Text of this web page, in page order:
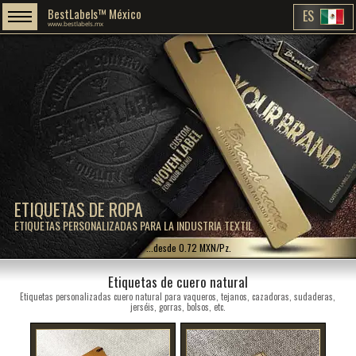
ETIQUETAS DE ROPA
ETIQUETAS PERSONALIZADAS PARA LA INDUSTRIA TEXTIL
BestLabels™ México
www.bestlabels.mx ES
...desde 0.72 MXN/Pz.
Etiquetas de cuero natural
Etiquetas personalizadas cuero natural para vaqueros, tejanos, cazadoras, sudaderas,
jerséis, gorras, bolsos, etc.